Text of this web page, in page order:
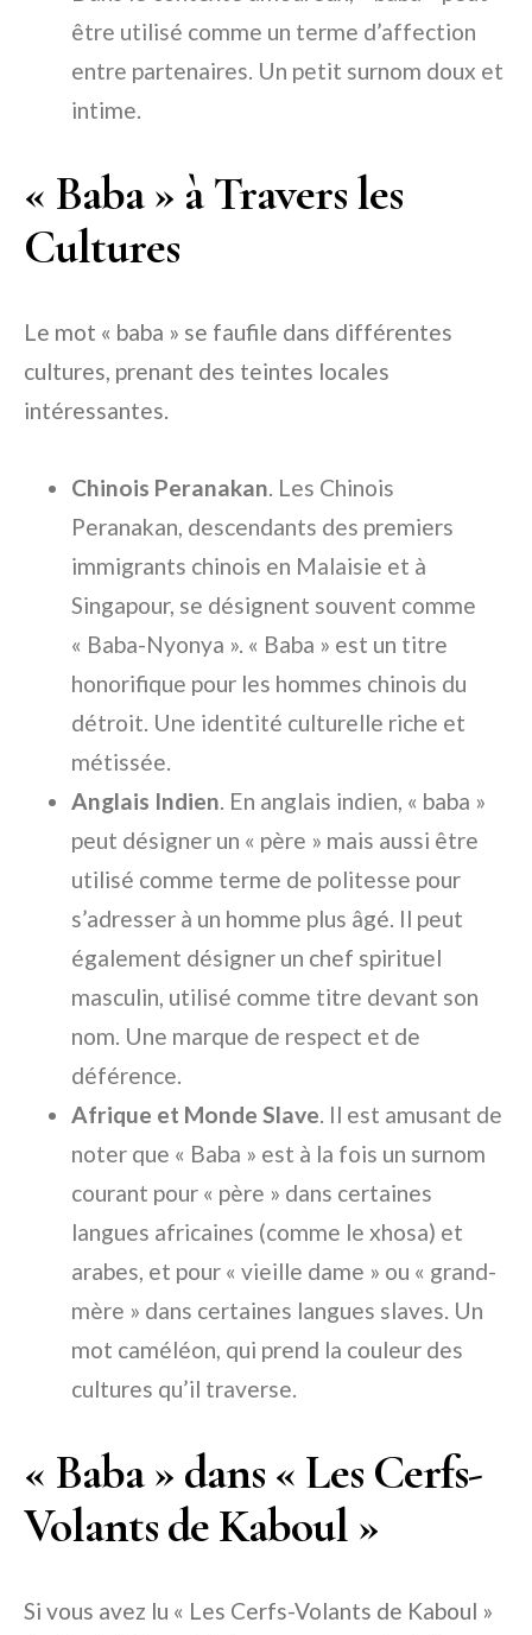
être utilisé comme un terme d’affection
entre partenaires. Un petit surnom doux et
intime.
« Baba » à Travers les
Cultures
Le mot « baba » se faufile dans différentes
cultures, prenant des teintes locales
intéressantes.
Chinois Peranakan. Les Chinois
Peranakan, descendants des premiers
immigrants chinois en Malaisie et à
Singapour, se désignent souvent comme
« Baba-Nyonya ». « Baba » est un titre
honorifique pour les hommes chinois du
détroit. Une identité culturelle riche et
métissée.
Anglais Indien. En anglais indien, « baba »
peut désigner un « père » mais aussi être
utilisé comme terme de politesse pour
s’adresser à un homme plus âgé. Il peut
également désigner un chef spirituel
masculin, utilisé comme titre devant son
nom. Une marque de respect et de
déférence.
Afrique et Monde Slave. Il est amusant de
noter que « Baba » est à la fois un surnom
courant pour « père » dans certaines
langues africaines (comme le xhosa) et
arabes, et pour « vieille dame » ou « grand-
mère » dans certaines langues slaves. Un
mot caméléon, qui prend la couleur des
cultures qu’il traverse.
« Baba » dans « Les Cerfs-
Volants de Kaboul »
Si vous avez lu « Les Cerfs-Volants de Kaboul »